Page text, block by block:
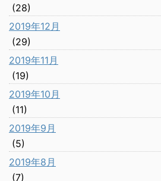
(28)
2019年12月
(29)
2019年11月
(19)
2019年10月
(11)
2019年9月
(5)
2019年8月
(7)